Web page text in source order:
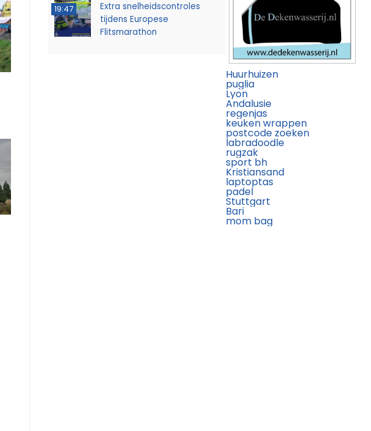
19:47
Extra snelheidscontroles
tijdens Europese
Flitsmarathon
Huurhuizen
puglia
Lyon
Andalusie
regenjas
keuken wrappen
postcode zoeken
labradoodle
rugzak
sport bh
Kristiansand
laptoptas
padel
Stuttgart
Bari
mom bag